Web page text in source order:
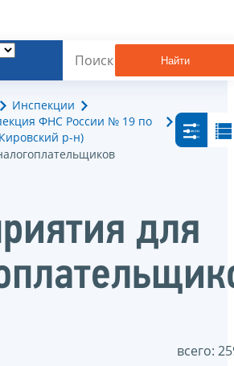
Найти
Инспекции
ФНС России № 19 по
р-н)
для
всего: